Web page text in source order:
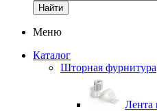
Найти
Меню
Каталог
Шторная фурнитура
Лента